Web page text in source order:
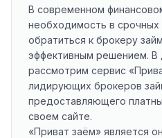
В современном
необходимость в срочных
обратиться к брокеру
эффективным решением. В
рассмотрим сервис
лидирующих брокеров
предоставляющего
своем сайте.
«Приват заём» является